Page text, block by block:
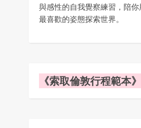
與感性的自我覺察練習，陪你
最喜歡的姿態探索世界。
《索取倫敦行程範本》